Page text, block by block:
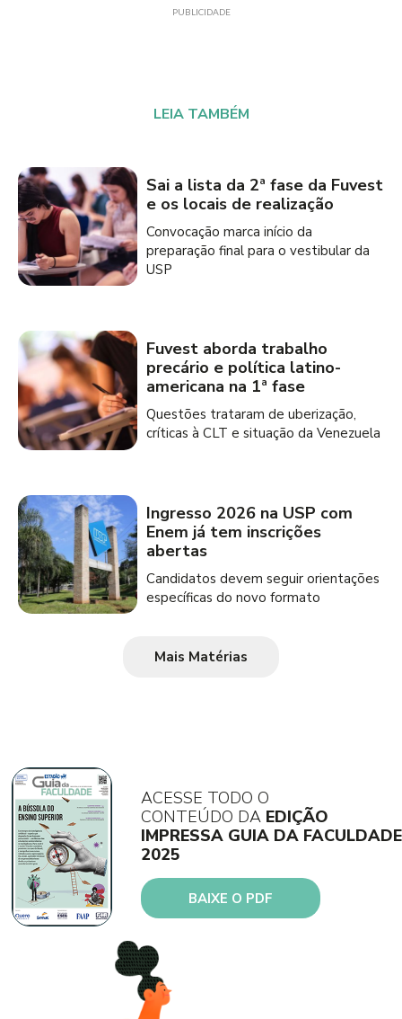
PUBLICIDADE
LEIA TAMBÉM
Sai a lista da 2ª fase da Fuvest
e os locais de realização
Convocação marca início da
preparação final para o vestibular da
USP
Fuvest aborda trabalho
precário e política latino-
americana na 1ª fase
Questões trataram de uberização,
críticas à CLT e situação da Venezuela
Ingresso 2026 na USP com
Enem já tem inscrições
abertas
Candidatos devem seguir orientações
específicas do novo formato
Mais Matérias
ACESSE TODO O
CONTEÚDO DA EDIÇÃO
IMPRESSA GUIA DA FACULDADE
2025
BAIXE O PDF